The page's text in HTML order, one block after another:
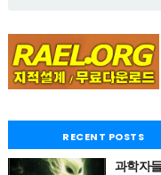
RECENT POSTS
과학자